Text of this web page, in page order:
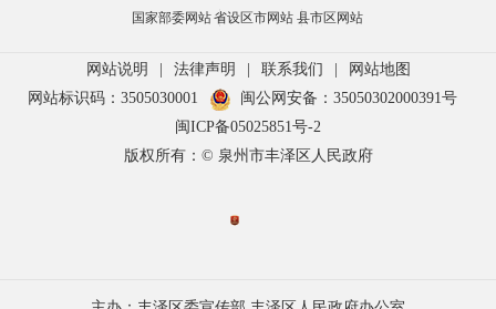
国家部委网站省设区市网站 县市区网站
网站说明 | 法律声明 | 联系我们 |
网站地图
网站标识码：3505030001
闽公网安备：35050302000391号
闽ICP备05025851号-2
版权所有：© 泉州市丰泽区人民政府